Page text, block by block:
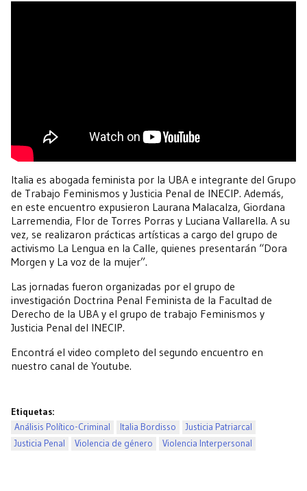
Italia es abogada feminista por la UBA e integrante del Grupo
de Trabajo Feminismos y Justicia Penal de INECIP. Además,
en este encuentro expusieron Laurana Malacalza, Giordana
Larremendia, Flor de Torres Porras y Luciana Vallarella. A su
vez, se realizaron prácticas artísticas a cargo del grupo de
activismo La Lengua en la Calle, quienes presentarán “Dora
Morgen y La voz de la mujer”.
Las jornadas fueron organizadas por el grupo de
investigación Doctrina Penal Feminista de la Facultad de
Derecho de la UBA y el grupo de trabajo Feminismos y
Justicia Penal del INECIP.
Encontrá el video completo del segundo encuentro en
nuestro canal de Youtube.
Etiquetas:
Análisis Político-Criminal
Italia Bordisso
Justicia Patriarcal
Justicia Penal
Violencia de género Violencia Interpersonal